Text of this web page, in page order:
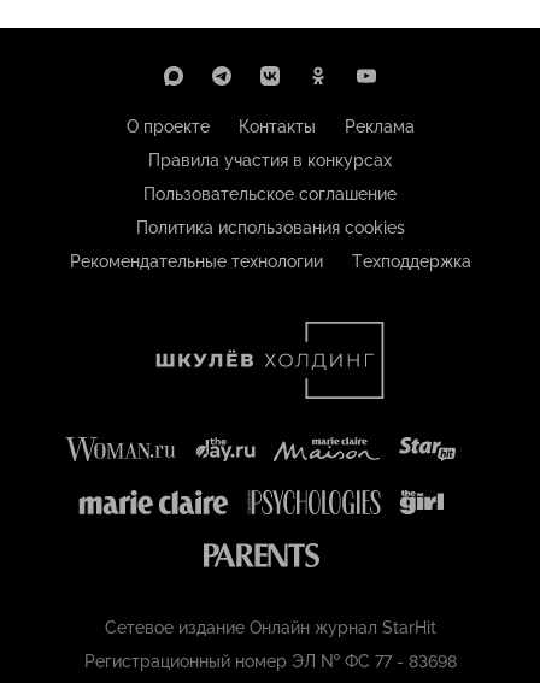
О проекте Контакты
Реклама
Правила участия в конкурсах
Пользовательское соглашение
Политика использования cookies
Рекомендательные технологии
Техподдержка
Сетевое издание Онлайн журнал StarHit
Регистрационный номер ЭЛ № ФС 77 - 83698